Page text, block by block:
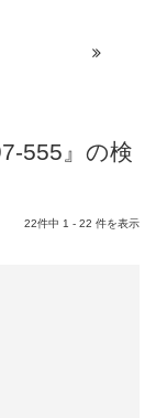
555』の検
22件中 1 - 22 件を表示